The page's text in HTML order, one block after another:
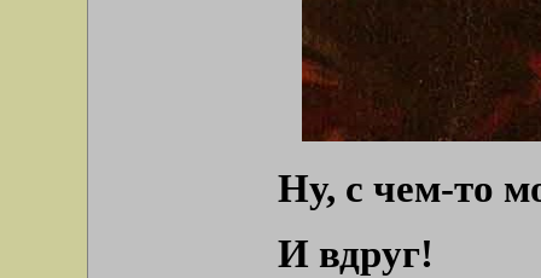
Ну, с чем-то
И вдруг!